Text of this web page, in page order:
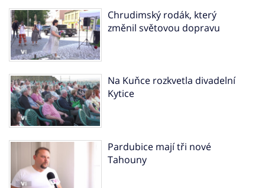
Chrudimský rodák, který
změnil světovou dopravu
Na Kuňce rozkvetla divadelní
Kytice
Pardubice mají tři nové
Tahouny